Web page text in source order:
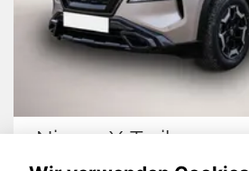
Volkswagen Taigo